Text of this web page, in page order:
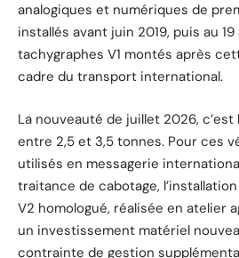
analogiques et numériques de
installés avant juin 2019, puis au
tachygraphes V1 montés après
cadre du transport international.
La nouveauté de juillet 2026, c’est
entre 2,5 et 3,5 tonnes. Pour ces
utilisés en messagerie
traitance de cabotage,
V2 homologué, réalisée en atelier
un investissement matériel
contrainte de gestion